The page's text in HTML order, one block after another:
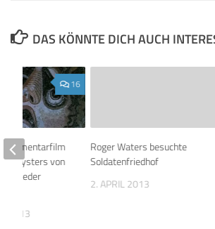
DAS KÖNNTE DICH AUCH
Roger Waters besuchte
Soldatenfriedhof
2. APRIL 2013
16
Oysters von
wieder
2013